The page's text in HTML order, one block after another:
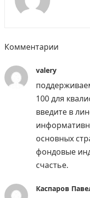
Комментарии
valery
100 для
введите в
основных
фондовые
счастье.
Каспаров